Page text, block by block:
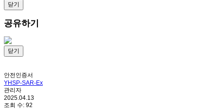
닫기
공유하기
닫기
안전인증서
YHSP-SAR-Ex
관리자
2025.04.13
조회 수: 92